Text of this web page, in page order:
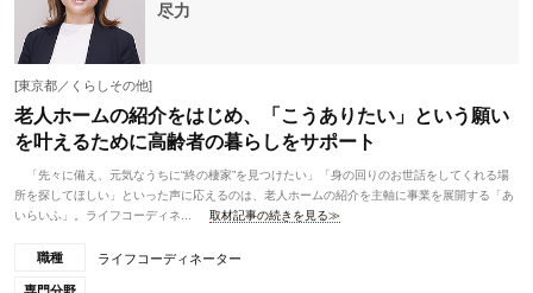
尽力
[東京都／くらしその他]
老人ホームの紹介をはじめ、「こうありたい」という願い
を叶えるために高齢者の暮らしをサポート
「先々に備え、元気なうちに“終の棲家”を見つけたい」「身の回りのお世話をしてくれる場
所を探してほしい」といった声に応えるのは、老人ホームの紹介を主軸に事業を展開する「あ
いらいふ」。ライフコーディネ...
取材記事の続きを見る≫
職種 ライフコーディネーター